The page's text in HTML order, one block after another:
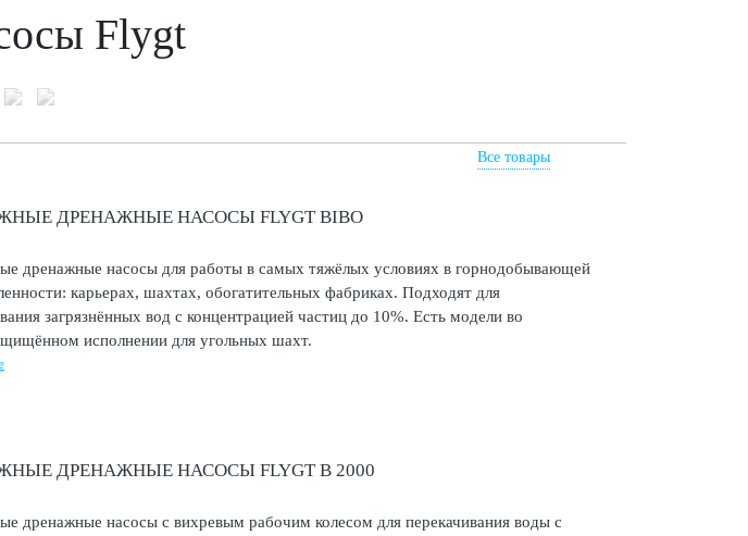
Flygt
Все товары
ДРЕНАЖНЫЕ НАСОСЫ FLYGT BIBO
дренажные насосы для работы в самых тяжёлых условиях в горнодобывающей
карьерах, шахтах, обогатительных фабриках. Подходят для
загрязнённых вод с концентрацией частиц до 10%. Есть модели во
исполнении для угольных шахт.
ДРЕНАЖНЫЕ НАСОСЫ FLYGT B 2000
дренажные насосы с вихревым рабочим колесом для перекачивания воды с